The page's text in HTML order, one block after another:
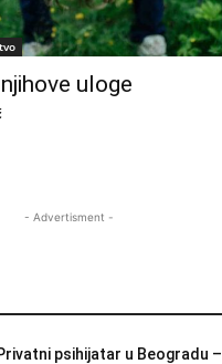
uloge
- Advertisment -
psihijatar u Beogradu –